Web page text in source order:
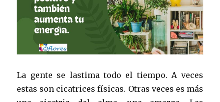
La gente se lastima todo el tiempo. A veces
estas son cicatrices físicas. Otras veces es más